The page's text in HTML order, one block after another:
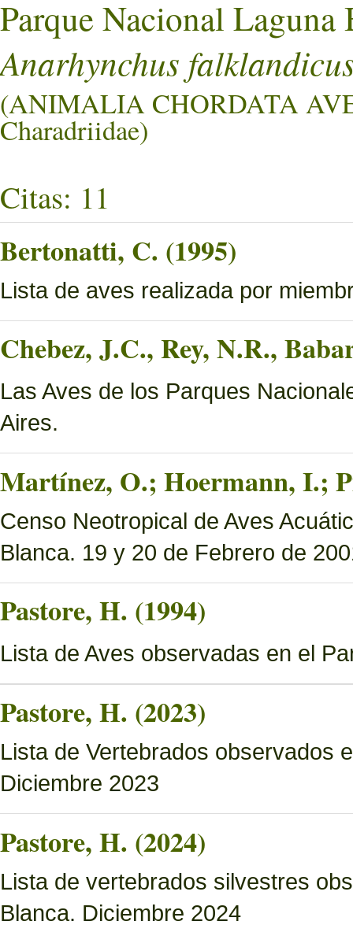
Parque Nacional Laguna
Anarhynchus
(ANIMALIA CHORDATA
Charadriidae)
Citas: 11
Bertonatti, C. (1995)
Lista de aves realizada por
Chebez, J.C., Rey, N.R.,
Las Aves de los Parques
Aires.
Martínez, O.; Hoermann, I.;
Censo Neotropical de Aves
Blanca. 19 y 20 de Febrero de
Pastore, H. (1994)
Lista de Aves observadas en el
Pastore, H. (2023)
Lista de Vertebrados observados
Diciembre 2023
Pastore, H. (2024)
Lista de vertebrados silvestres
Blanca. Diciembre 2024